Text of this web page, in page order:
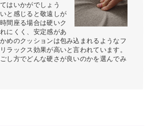
はいかがでしょう
と感じると敬遠しが
間座る場合は硬いク
にくく、安定感があ
めのクッションは包み込まれるようなフ
ラックス効果が高いと言われています。
し方でどんな硬さが良いのかを選んでみ